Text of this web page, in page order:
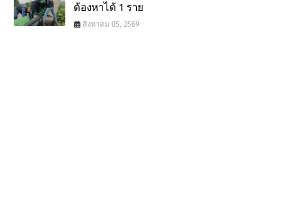
ต้องหาได้ 1 ราย
สิงหาคม 05, 2569